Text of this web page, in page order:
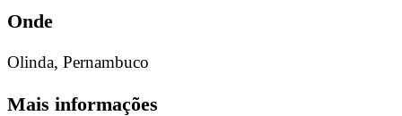
Onde
Olinda, Pernambuco
Mais informações